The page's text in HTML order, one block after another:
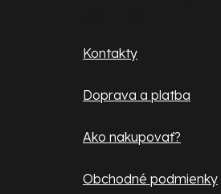
Kontakty
Doprava a platba
Ako nakupovať?
Obchodné podmienky